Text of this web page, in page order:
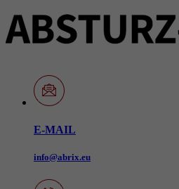
E-MAIL
info@abrix.eu